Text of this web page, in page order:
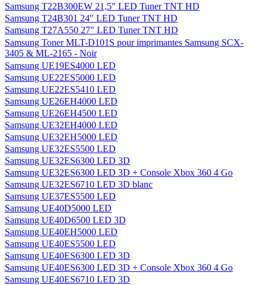
Samsung T22B300EW 21,5" LED Tuner TNT HD
Samsung T24B301 24" LED Tuner TNT HD
Samsung T27A550 27" LED Tuner TNT HD
Samsung Toner MLT-D101S pour imprimantes Samsung SCX-
3405 & ML-2165 - Noir
Samsung UE19ES4000 LED
Samsung UE22ES5000 LED
Samsung UE22ES5410 LED
Samsung UE26EH4000 LED
Samsung UE26EH4500 LED
Samsung UE32EH4000 LED
Samsung UE32EH5000 LED
Samsung UE32ES5500 LED
Samsung UE32ES6300 LED 3D
Samsung UE32ES6300 LED 3D + Console Xbox 360 4 Go
Samsung UE32ES6710 LED 3D blanc
Samsung UE37ES5500 LED
Samsung UE40D5000 LED
Samsung UE40D6500 LED 3D
Samsung UE40EH5000 LED
Samsung UE40ES5500 LED
Samsung UE40ES6300 LED 3D
Samsung UE40ES6300 LED 3D + Console Xbox 360 4 Go
Samsung UE40ES6710 LED 3D